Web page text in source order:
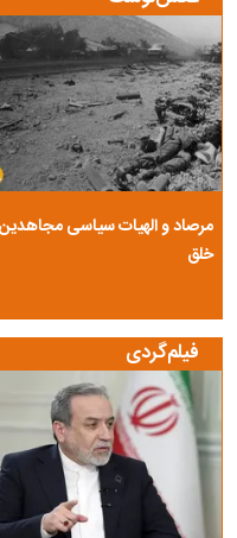
مرصاد و الهیات سیاسی مجاهدین
خلق
فیلم‌گردی